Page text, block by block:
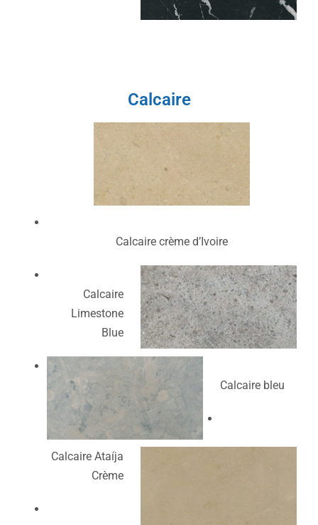
Calcaire
Calcaire crème d’Ivoire
Calcaire
Limestone
Blue
Calcaire bleu
Calcaire Ataíja
Crème